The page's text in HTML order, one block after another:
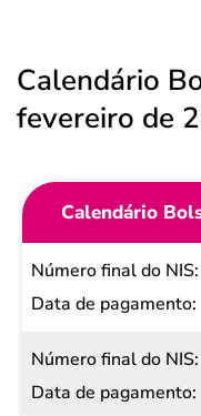
Calendário
fevereiro de
Calendário
Número
final do
Data de
pagamento